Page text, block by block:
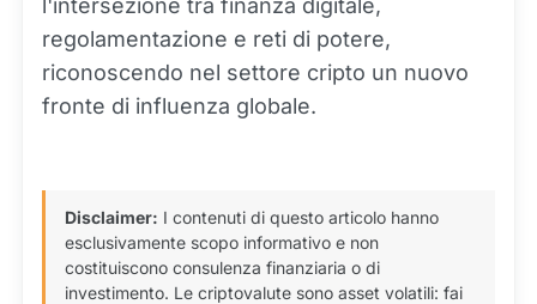
l'intersezione tra finanza digitale,
regolamentazione e reti di potere,
riconoscendo nel settore cripto un nuovo
fronte di influenza globale.
Disclaimer: I contenuti di questo articolo hanno
esclusivamente scopo informativo e non
costituiscono consulenza finanziaria o di
investimento. Le criptovalute sono asset volatili: fai